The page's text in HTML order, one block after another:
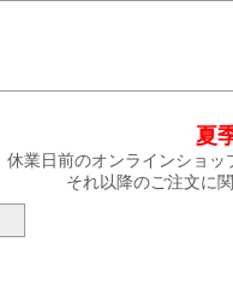
夏
休業日前のオンラインショッ
それ以降のご注文に